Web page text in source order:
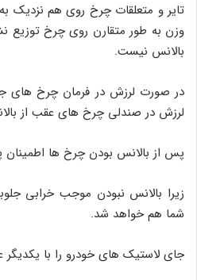
وزن به طور متقارن روی چرخ
بالانس نیست.
در صورت لرزش در فرمان چرخ های
لرزش در صندلی چرخ های عقب از
پس از بالانس بودن چرخ ها اطمینان
زیرا بالانس نبودن موجب خرابی
شما هم خواهد شد.
جای لاستیک های خودرو را با